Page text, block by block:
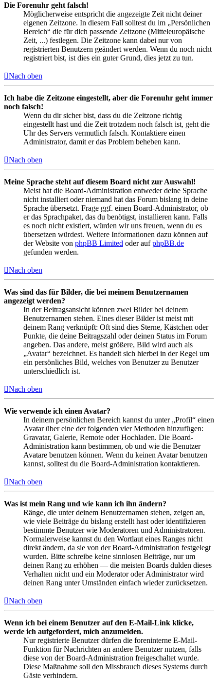
Die Forenuhr geht falsch!
Möglicherweise entspricht die angezeigte Zeit nicht deiner
eigenen Zeitzone. In diesem Fall solltest du im „Persönlichen
Bereich“ die für dich passende Zeitzone (Mitteleuropäische
Zeit, ...) festlegen. Die Zeitzone kann dabei nur von
registrierten Benutzern geändert werden. Wenn du noch nicht
registriert bist, ist dies ein guter Grund, dies jetzt zu tun.
Nach oben
Ich habe die Zeitzone eingestellt, aber die Forenuhr geht immer
noch falsch!
Wenn du dir sicher bist, dass du die Zeitzone richtig
eingestellt hast und die Zeit trotzdem noch falsch ist, geht die
Uhr des Servers vermutlich falsch. Kontaktiere einen
Administrator, damit er das Problem beheben kann.
Nach oben
Meine Sprache steht auf diesem Board nicht zur Auswahl!
Meist hat die Board-Administration entweder deine Sprache
nicht installiert oder niemand hat das Forum bislang in deine
Sprache übersetzt. Frage ggf. einen Board-Administrator, ob
er das Sprachpaket, das du benötigst, installieren kann. Falls
es noch nicht existiert, würden wir uns freuen, wenn du es
übersetzen würdest. Weitere Informationen dazu können auf
der Website von phpBB Limited oder aufphpBB.de
gefunden werden.
Nach oben
Was sind das für Bilder, die bei meinem Benutzernamen
angezeigt werden?
In der Beitragsansicht können zwei Bilder bei deinem
Benutzernamen stehen. Eines dieser Bilder ist meist mit
deinem Rang verknüpft: Oft sind dies Sterne, Kästchen oder
Punkte, die deine Beitragszahl oder deinen Status im Forum
angeben. Das andere, meist größere, Bild wird auch als
„Avatar“ bezeichnet. Es handelt sich hierbei in der Regel um
ein persönliches Bild, welches von Benutzer zu Benutzer
unterschiedlich ist.
Nach oben
Wie verwende ich einen Avatar?
In deinem persönlichen Bereich kannst du unter „Profil“ einen
Avatar über eine der folgenden vier Methoden hinzufügen:
Gravatar, Galerie, Remote oder Hochladen. Die Board-
Administration kann bestimmen, ob und wie die Benutzer
Avatare benutzen können. Wenn du keinen Avatar benutzen
kannst, solltest du die Board-Administration kontaktieren.
Nach oben
Was ist mein Rang und wie kann ich ihn ändern?
Ränge, die unter deinem Benutzernamen stehen, zeigen an,
wie viele Beiträge du bislang erstellt hast oder identifizieren
bestimmte Benutzer wie Moderatoren und Administratoren.
Normalerweise kannst du den Wortlaut eines Ranges nicht
direkt ändern, da sie von der Board-Administration festgelegt
wurden. Bitte schreibe keine sinnlosen Beiträge, nur um
deinen Rang zu erhöhen — die meisten Boards dulden dieses
Verhalten nicht und ein Moderator oder Administrator wird
deinen Rang unter Umständen einfach wieder zurücksetzen.
Nach oben
Wenn ich bei einem Benutzer auf den E-Mail-Link klicke,
werde ich aufgefordert, mich anzumelden.
Nur registrierte Benutzer dürfen die foreninterne E-Mail-
Funktion für Nachrichten an andere Benutzer nutzen, falls
diese von der Board-Administration freigeschaltet wurde.
Diese Maßnahme soll den Missbrauch dieses Systems durch
Gäste verhindern.